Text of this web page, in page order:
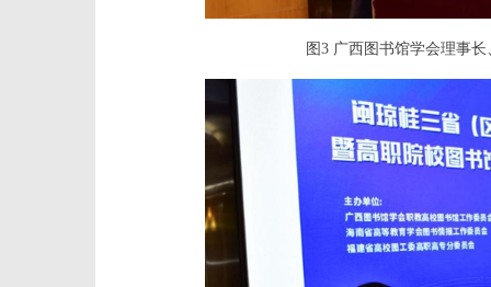
图3 广西图书馆学会理事